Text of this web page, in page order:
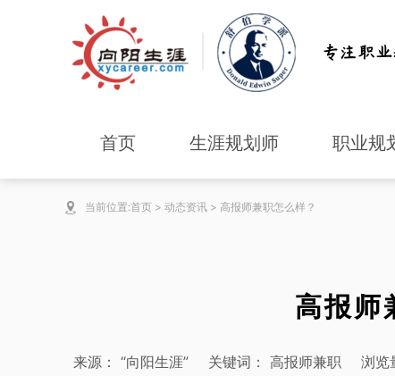
首页 生涯规划师 职业规
当前位置:首页 > 动态资讯 > 高报师兼职怎么样？
高报师
来源： “向阳生涯” 关键词： 高报师兼职 浏览